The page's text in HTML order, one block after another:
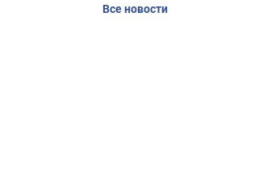
Все новости